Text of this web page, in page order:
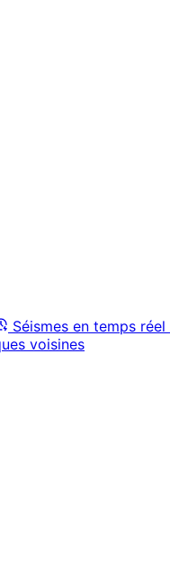
Séismes en temps réel
voisines